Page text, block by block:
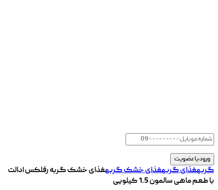
گربهغذای گربهغذای خشک گربهغذای خشک گربه رفلکس ادالت
با طعم ماهی سالمون 1.5 کیلویی